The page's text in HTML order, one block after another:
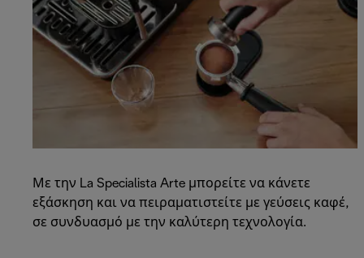
Με την La Specialista Arte μπορείτε να κάνετε
εξάσκηση και να πειραματιστείτε με γεύσεις καφέ,
σε συνδυασμό με την καλύτερη τεχνολογία.